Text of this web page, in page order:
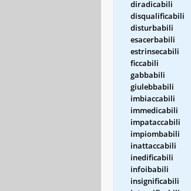
diradicabili
disqualificabili
disturbabili
esacerbabili
estrinsecabili
ficcabili
gabbabili
giulebbabili
imbiaccabili
immedicabili
impataccabili
impiombabili
inattaccabili
inedificabili
infoibabili
insignificabili